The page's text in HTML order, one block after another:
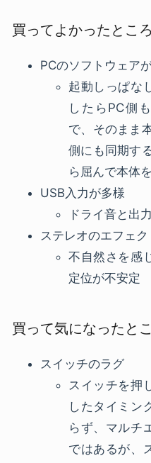
買ってよかったところ
PCのソフトウェア
起動しっぱな
したらPC側
で、そのまま
側にも同期す
ら屈んで本体
USB入力が多様
ドライ音と出
ステレオのエフェ
不自然さを感
定位が不安定
買って気になったと
スイッチのラグ
スイッチを押
したタイミン
らず、マルチ
ではあるが、